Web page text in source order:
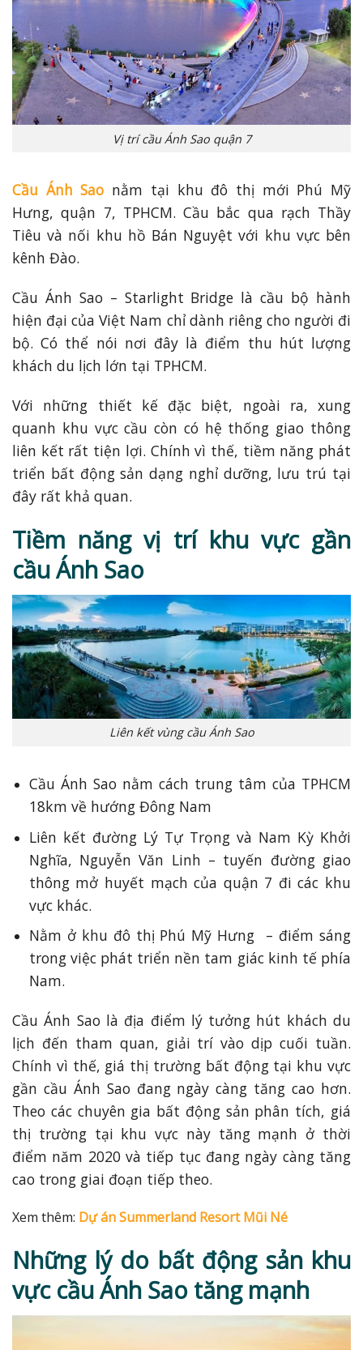
Vị trí cầu Ánh Sao quận 7
Cầu Ánh Sao nằm tại khu đô thị mới Phú Mỹ
Hưng, quận 7, TPHCM. Cầu bắc qua rạch Thầy
Tiêu và nối khu hồ Bán Nguyệt với khu vực bên
kênh Đào.
Cầu Ánh Sao – Starlight Bridge là cầu bộ hành
hiện đại của Việt Nam chỉ dành riêng cho người đi
bộ. Có thể nói nơi đây là điểm thu hút lượng
khách du lịch lớn tại TPHCM.
Với những thiết kế đặc biệt, ngoài ra, xung
quanh khu vực cầu còn có hệ thống giao thông
liên kết rất tiện lợi. Chính vì thế, tiềm năng phát
triển bất động sản dạng nghỉ dưỡng, lưu trú tại
đây rất khả quan.
Tiềm năng vị trí khu vực gần
cầu Ánh Sao
Liên kết vùng cầu Ánh Sao
Cầu Ánh Sao nằm cách trung tâm của TPHCM
18km về hướng Đông Nam
Liên kết đường Lý Tự Trọng và Nam Kỳ Khởi
Nghĩa, Nguyễn Văn Linh – tuyến đường giao
thông mở huyết mạch của quận 7 đi các khu
vực khác.
Nằm ở khu đô thị Phú Mỹ Hưng – điểm sáng
trong việc phát triển nền tam giác kinh tế phía
Nam.
Cầu Ánh Sao là địa điểm lý tưởng hút khách du
lịch đến tham quan, giải trí vào dịp cuối tuần.
Chính vì thế, giá thị trường bất động tại khu vực
gần cầu Ánh Sao đang ngày càng tăng cao hơn.
Theo các chuyên gia bất động sản phân tích, giá
thị trường tại khu vực này tăng mạnh ở thời
điểm năm 2020 và tiếp tục đang ngày càng tăng
cao trong giai đoạn tiếp theo.
Xem thêm: Dự án Summerland Resort Mũi Né
Những lý do bất động sản khu
vực cầu Ánh Sao tăng mạnh